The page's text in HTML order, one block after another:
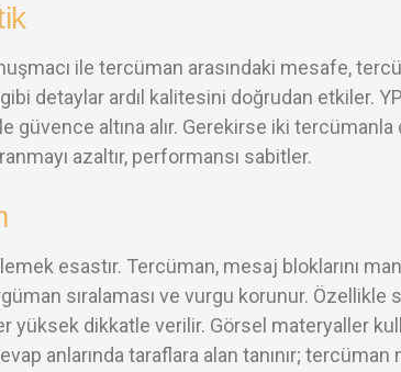
ile tercüman arasındaki mesafe,
detaylar ardıl kalitesini doğrudan etkiler.
güvence altına alır. Gerekirse iki tercümanla
azaltır, performansı sabitler.
esastır. Tercüman, mesaj bloklarını
sıralaması ve vurgu korunur. Özellikle
dikkatle verilir. Görsel materyaller
anlarında taraflara alan tanınır;